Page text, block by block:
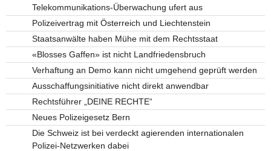
Telekommunikations-Überwachung ufert aus
Polizeivertrag mit Österreich und Liechtenstein
Staatsanwälte haben Mühe mit dem Rechtsstaat
«Blosses Gaffen» ist nicht Landfriedensbruch
Verhaftung an Demo kann nicht umgehend geprüft werden
Ausschaffungsinitiative nicht direkt anwendbar
Rechtsführer „DEINE RECHTE“
Neues Polizeigesetz Bern
Die Schweiz ist bei verdeckt agierenden internationalen
Polizei-Netzwerken dabei